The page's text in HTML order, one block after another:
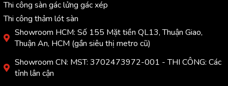
Thi công sàn gác lửng gác xép
Thi công thảm lót sàn
Showroom HCM: Số 155 Mặt tiền QL13, Thuận Giao,
Thuận An, HCM (gần siêu thị metro cũ)
Showroom CN: MST: 3702473972-001 - THI CÔNG: Các
tỉnh lân cận